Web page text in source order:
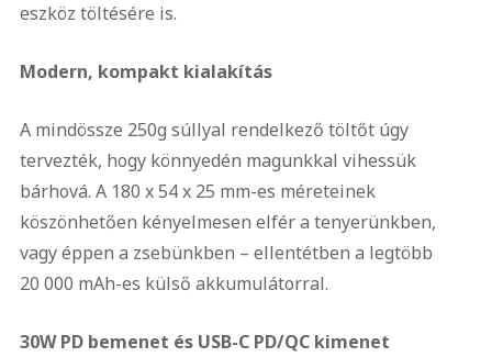
eszköz töltésére is.
Modern, kompakt kialakítás
A mindössze 250g súllyal rendelkező töltőt úgy
tervezték, hogy könnyedén magunkkal vihessük
bárhová. A 180 x 54 x 25 mm-es méreteinek
köszönhetően kényelmesen elfér a tenyerünkben,
vagy éppen a zsebünkben – ellentétben a legtöbb
20 000 mAh-es külső akkumulátorral.
30W PD bemenet és USB-C PD/QC kimenet